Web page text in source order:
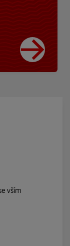
vším